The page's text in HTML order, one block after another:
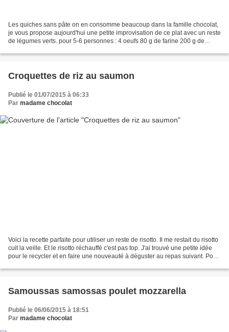
Les quiches sans pâte on en consomme beaucoup dans la famille chocolat,
je vous propose aujourd'hui une petite improvisation de ce plat avec un reste
de légumes verts. pour 5-6 personnes : 4 oeufs 80 g de farine 200 g de
Croquettes de riz au saumon
Publié le 01/07/2015 à 06:33
Par madame chocolat
Voici la recette parfaite pour utiliser un reste de risotto. Il me restait du risotto
cuit la veille. Et le risotto réchauffé c'est pas top. J'ai trouvé une petite idée
pour le recycler et en faire une nouveauté à déguster au repas suivant. Pour
Samoussas samossas poulet mozzarella
Publié le 06/06/2015 à 18:51
Par madame chocolat